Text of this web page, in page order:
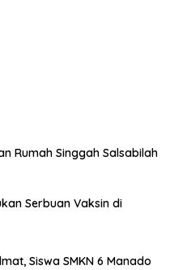
Rumah Singgah Salsabilah
Serbuan Vaksin di
Siswa SMKN 6 Manado